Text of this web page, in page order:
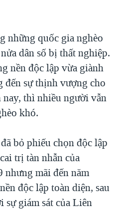
những quốc gia nghèo
dân số bị thất nghiệp.
nền độc lập vừa giành
đến sự thịnh vượng cho
nay, thì nhiều người vẫn
khó.
bỏ phiếu chọn độc lập
trị tàn nhẫn của
nhưng mãi đến năm
độc lập toàn diện, sau
sự giám sát của Liên